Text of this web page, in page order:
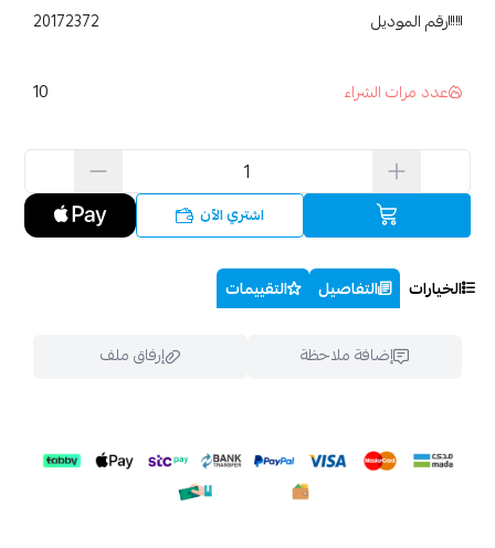
رقم الموديل 20172372
عدد مرات الشراء 10
اشتري الآن
الخيارات التفاصيل التقييمات
إضافة ملاحظة إرفاق ملف
اسحب و افلت الملف هنا